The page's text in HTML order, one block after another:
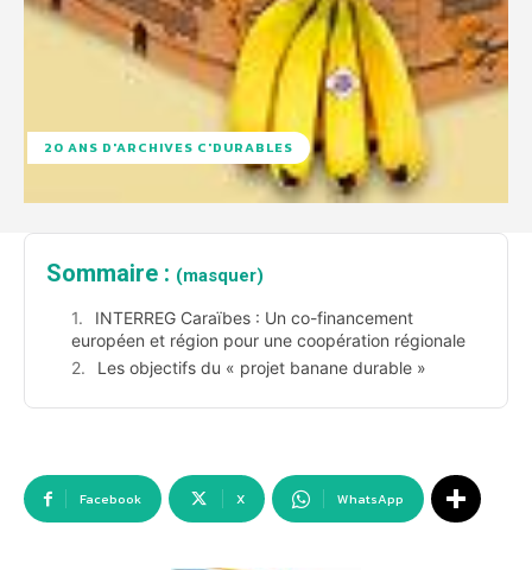
20 ANS D'ARCHIVES C'DURABLES
Sommaire : (masquer)
INTERREG Caraïbes : Un co-financement
européen et région pour une coopération régionale
Les objectifs du « projet banane durable »
Facebook X WhatsApp